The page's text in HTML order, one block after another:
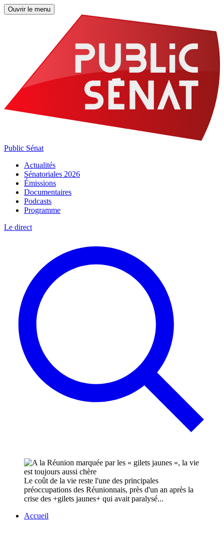
Ouvrir le menu
Public Sénat
Actualités
Sénatoriales 2026
Émissions
Documentaires
Podcasts
Programme
Le direct
Le coût de la vie reste l'une des principales
préoccupations des Réunionnais, près d'un an après la
crise des +gilets jaunes+ qui avait paralysé...
Accueil